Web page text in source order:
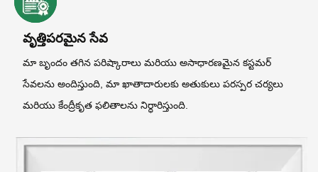
వృత్తిపరమైన సేవ
మా బృందం తగిన పరిష్కారాలు మరియు అసాధారణమైన కస్టమర్
సేవలను అందిస్తుంది, మా ఖాతాదారులకు అతుకులు పరస్పర చర్యలు
మరియు కేంద్రీకృత ఫలితాలను నిర్ధారిస్తుంది.